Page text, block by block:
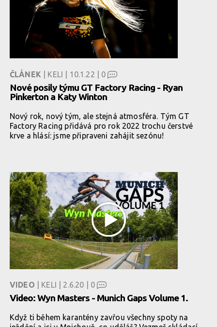
ČLÁNEK | KELI | 10.1.22 | 0
Nové posily týmu GT Factory Racing - Ryan
Pinkerton a Katy Winton
Nový rok, nový tým, ale stejná atmosféra. Tým GT
Factory Racing přidává pro rok 2022 trochu čerstvé
krve a hlásí: jsme připraveni zahájit sezónu!
VIDEO | KELI | 2.6.20 | 0
Video: Wyn Masters - Munich Gaps Volume 1.
Když ti během karantény zavřou všechny spoty na